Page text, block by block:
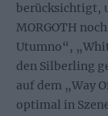
berücksichtigt,
MORGOTH
Utumno“,
den Silberling
auf dem „Way
optimal in